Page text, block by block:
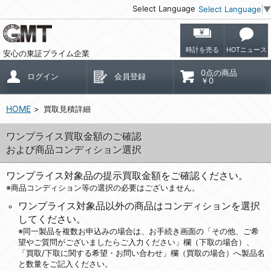
Select Language Select Language ▼
安心の東証プライム企業 時計を売る HOTニュース
ログイン 会員登録
0点の商品
￥0
HOME 買取見積詳細
ワンプライス買取金額のご確認
および商品コンディション選択
ワンプライス対象品の提示買取金額をご確認ください。
※商品コンディション等の選択の必要はございません。
ワンプライス対象品以外の商品はコンディションを選択
してください。
※同一製品を複数お申込みの場合は、お手続き画面の「その他、ご希
望やご質問がございましたらご入力ください」欄（下取の場合）、
「買取/下取に関する希望・お問い合わせ」欄（買取の場合）へ製品名
と数量をご記入ください。